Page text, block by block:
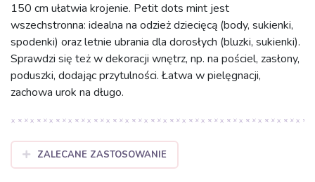
150 cm ułatwia krojenie. Petit dots mint jest
wszechstronna: idealna na odzież dziecięcą (body, sukienki,
spodenki) oraz letnie ubrania dla dorosłych (bluzki, sukienki).
Sprawdzi się też w dekoracji wnętrz, np. na pościel, zasłony,
poduszki, dodając przytulności. Łatwa w pielęgnacji,
zachowa urok na długo.
ZALECANE ZASTOSOWANIE